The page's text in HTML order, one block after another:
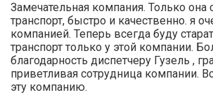
Замечательная компания. Только она
транспорт, быстро и качественно. я
компанией. Теперь всегда буду
транспорт только у этой компании.
благодарность диспетчеру Гузель ,
приветливая сотрудница компании.
эту компанию.